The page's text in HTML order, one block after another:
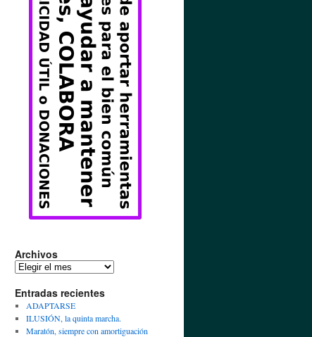
Archivos
Entradas recientes
ADAPTARSE
ILUSIÓN, la quinta marcha.
Maratón, siempre con amortiguación